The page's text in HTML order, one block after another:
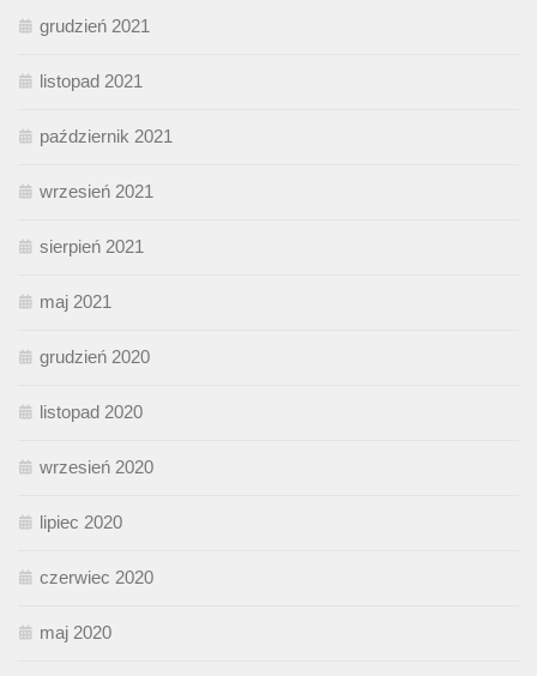
grudzień 2021
listopad 2021
październik 2021
wrzesień 2021
sierpień 2021
maj 2021
grudzień 2020
listopad 2020
wrzesień 2020
lipiec 2020
czerwiec 2020
maj 2020